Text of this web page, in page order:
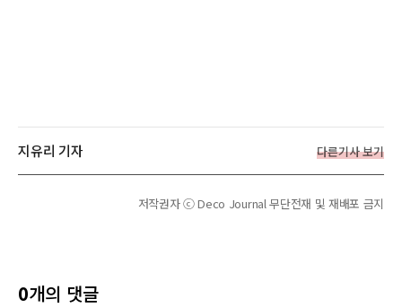
지유리 기자 다른기사 보기
저작권자 ⓒ Deco Journal 무단전재 및 재배포 금지
0개의 댓글